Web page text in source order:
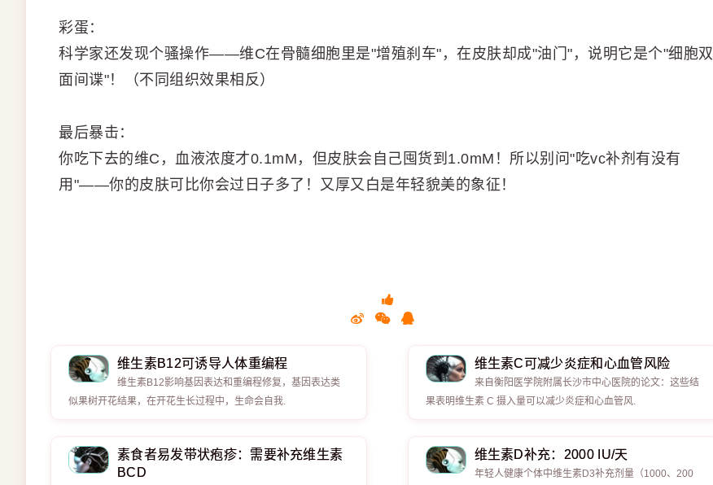
彩蛋：
科学家还发现个骚操作——维C在骨髓细胞里是"增殖刹车"，在皮肤却成"油门"，说明它是个"细胞双
面间谍"！（不同组织效果相反）
最后暴击：
你吃下去的维C，血液浓度才0.1mM，但皮肤会自己囤货到1.0mM！所以别问"吃vc补剂有没有
用"——你的皮肤可比你会过日子多了！又厚又白是年轻貌美的象征！
维生素B12可诱导人体重编程
维生素B12影响基因表达和重编程修复，基因表达类
似果树开花结果，在开花生长过程中，生命会自我.
维生素C可减少炎症和心血管风险
来自衡阳医学院附属长沙市中心医院的论文：这些结
果表明维生素 C 摄入量可以减少炎症和心血管风.
素食者易发带状疱疹：需要补充维生素
BCD
维生素D补充：2000 IU/天
年轻人健康个体中维生素D3补充剂量（1000、200